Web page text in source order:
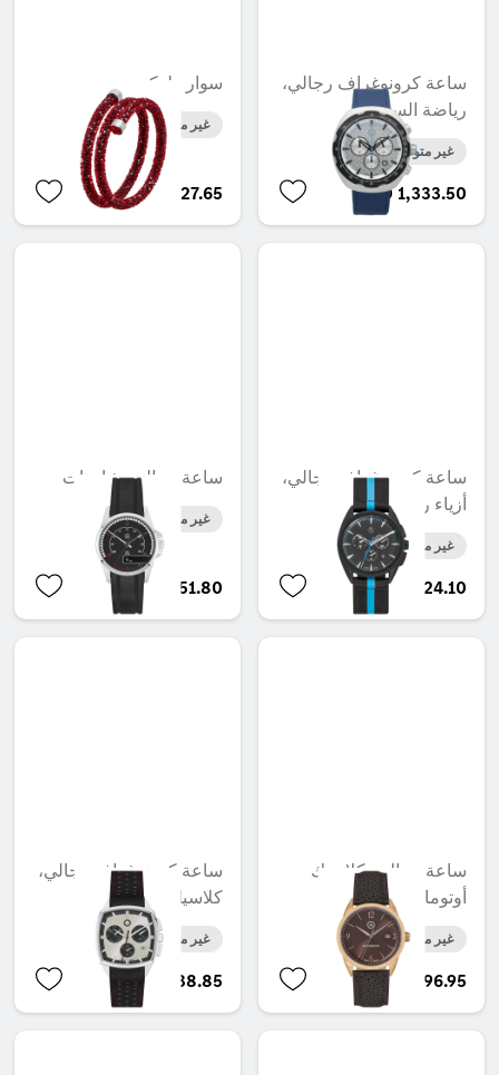
ساعة كرونوغراف رجالي،
رياضة السيارات
غير متوفر حاليا
AED 1,333.50
سوار طوكيو
غير متوفر حاليا
AED 727.65
ساعة كرونوغراف رجالي،
أزياء رياضية
غير متوفر حاليا
AED 1,724.10
ساعة رجالي، شاحنات
غير متوفر حاليا
AED 751.80
ساعة رجالي، كلاسيك
أوتوماتيك
غير متوفر حاليا
AED 2,896.95
ساعة كرونوغراف رجالي،
كلاسيك رالي
غير متوفر حاليا
AED 2,138.85